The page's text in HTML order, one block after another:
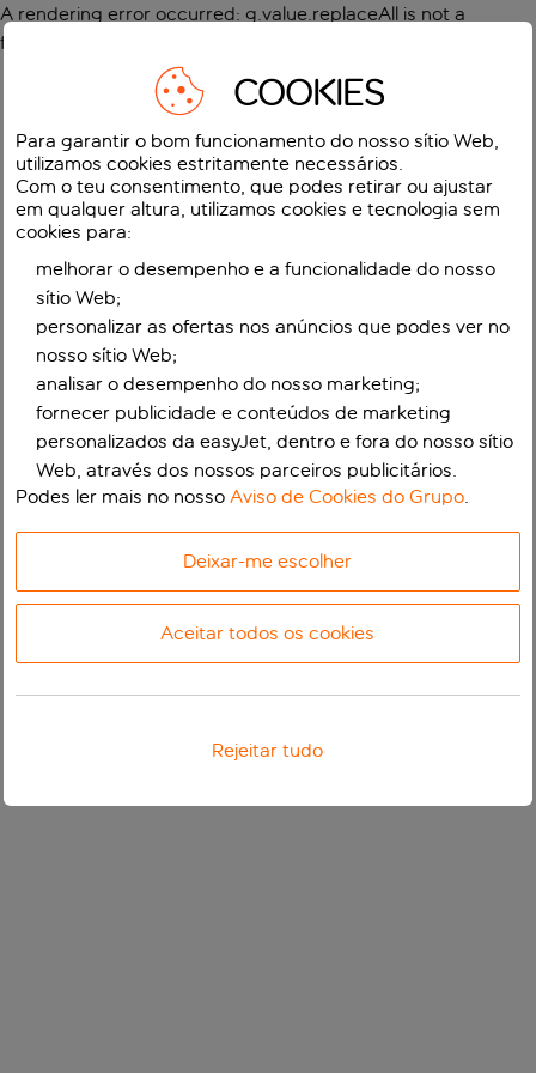
A rendering error occurred: g.value.replaceAll is not a
function
COOKIES
Para garantir o bom funcionamento do nosso sítio Web,
utilizamos cookies estritamente necessários.
Com o teu consentimento, que podes retirar ou ajustar
em qualquer altura, utilizamos cookies e tecnologia sem
cookies para:
melhorar o desempenho e a funcionalidade do nosso
sítio Web;
personalizar as ofertas nos anúncios que podes ver no
nosso sítio Web;
analisar o desempenho do nosso marketing;
fornecer publicidade e conteúdos de marketing
personalizados da easyJet, dentro e fora do nosso sítio
Web, através dos nossos parceiros publicitários.
Podes ler mais no nossoAviso de Cookies do Grupo.
Deixar-me escolher
Aceitar todos os cookies
Rejeitar tudo